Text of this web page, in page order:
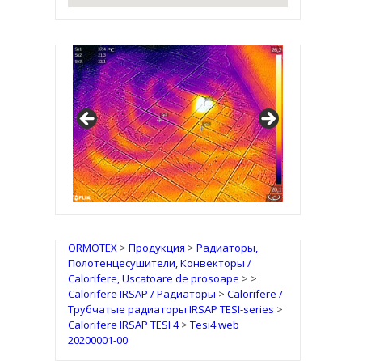
IRSAP Design Radiators
ORMOTEX> Продукция > Радиаторы,
Полотенцесушители, Конвекторы /
Calorifere, Uscatoare de prosoape > >
Calorifere IRSAP / Радиаторы > Calorifere /
Трубчатые радиаторы IRSAP TESI-series >
Calorifere IRSAP TESI 4> Tesi4 web
20200001-00